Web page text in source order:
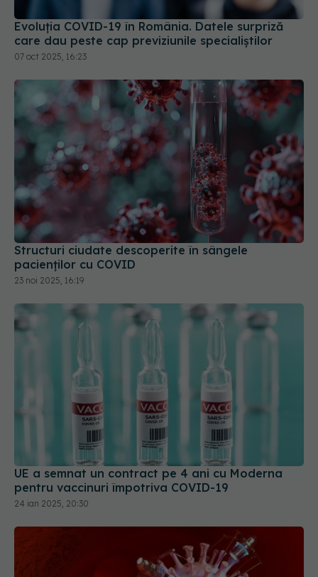
Structuri ciudate descoperite în sângele
pacienților cu COVID
23 noi 2025, 16:19
UE a semnat un contract pe 4 ani cu Moderna
pentru vaccinuri împotriva COVID-19
24 ian 2025, 20:30